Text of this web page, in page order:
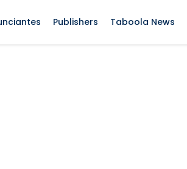
Publishers Taboola News